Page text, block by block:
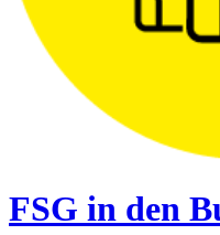
FSG in den